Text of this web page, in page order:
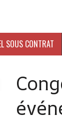
SOUS CONTRAT